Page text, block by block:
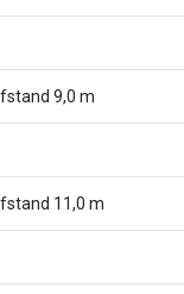
9,0 m
11,0 m